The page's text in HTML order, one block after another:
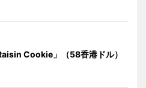
Cookie」（58香港ドル）